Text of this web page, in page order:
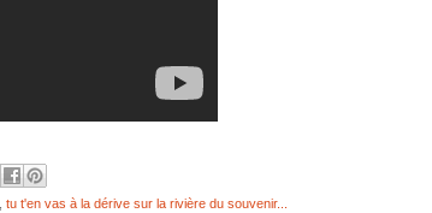
tu t'en vas à la dérive sur la rivière du souvenir...